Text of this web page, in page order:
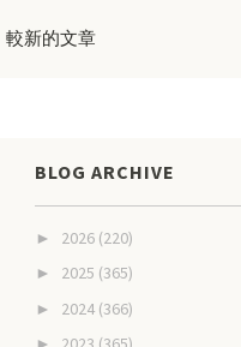
較新的文章
BLOG ARCHIVE
► 2026 (220)
► 2025 (365)
► 2024 (366)